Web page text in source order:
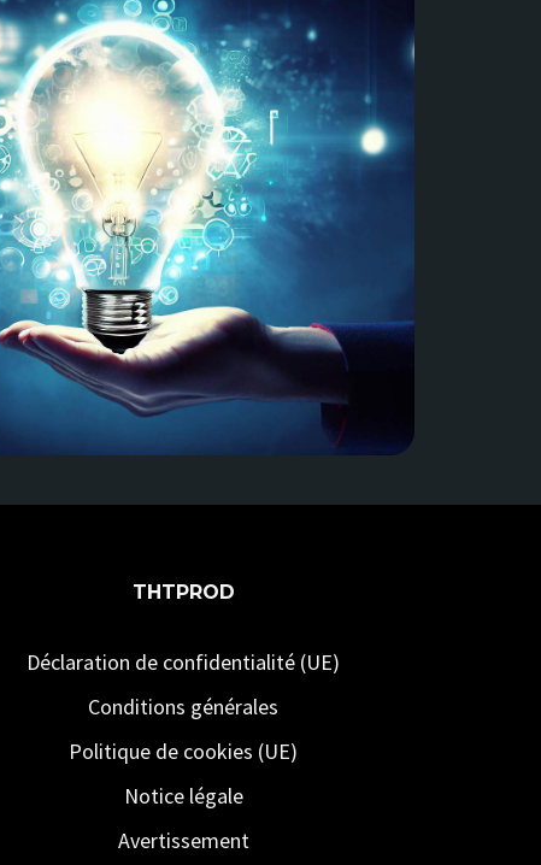
THTPROD
Déclaration de confidentialité (UE)
Conditions générales
Politique de cookies (UE)
Notice légale
Avertissement